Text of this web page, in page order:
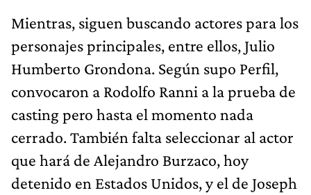
Mientras, siguen buscando actores para los
personajes principales, entre ellos, Julio
Humberto Grondona. Según supo Perfil,
convocaron a Rodolfo Ranni a la prueba de
casting pero hasta el momento nada
cerrado. También falta seleccionar al actor
que hará de Alejandro Burzaco, hoy
detenido en Estados Unidos, y el de Joseph